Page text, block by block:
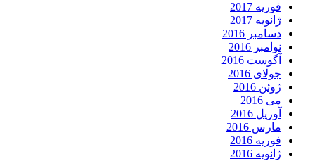
فوریه 2017
ژانویه 2017
دسامبر 2016
نوامبر 2016
آگوست 2016
جولای 2016
ژوئن 2016
می 2016
آوریل 2016
مارس 2016
فوریه 2016
ژانویه 2016